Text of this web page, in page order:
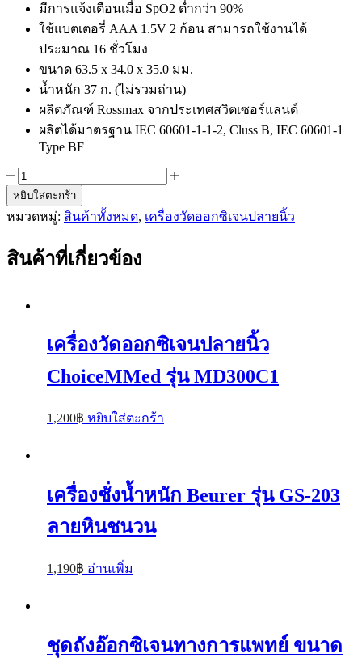
มีการแจ้งเตือนเมื่อ SpO2 ต่ำกว่า 90%
ใช้แบตเตอรี่ AAA 1.5V 2 ก้อน สามารถใช้งานได้
ประมาณ 16 ชั่วโมง
ขนาด 63.5 x 34.0 x 35.0 มม.
น้ำหนัก 37 ก. (ไม่รวมถ่าน)
ผลิตภัณฑ์ Rossmax จากประเทศสวิตเซอร์แลนด์
ผลิตได้มาตรฐาน IEC 60601-1-1-2, Cluss B, IEC 60601-1
Type BF
จำนวน
เครื่อง
วัด
ปลาย
รุ่น
หยิบใส่ตะกร้า
หมวดหมู่: สินค้าทั้งหมด, เครื่องวัดออกซิเจนปลายนิ้ว
สินค้าที่เกี่ยวข้อง
เครื่องวัดออกซิเจนปลายนิ้ว
ChoiceMMed รุ่น MD300C1
1,200฿ หยิบใส่ตะกร้า
เครื่องชั่งน้ำหนัก Beurer รุ่น GS-203
ลายหินชนวน
1,190฿ อ่านเพิ่ม
ชุดถังอ๊อกซิเจนทางการแพทย์ ขนาด